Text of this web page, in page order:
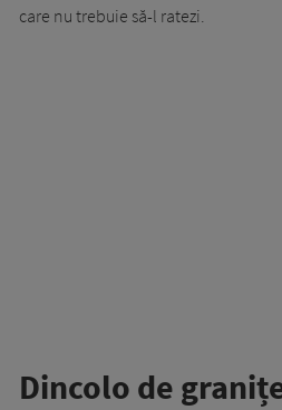
care nu trebuie să-l ratezi.
Dincolo de